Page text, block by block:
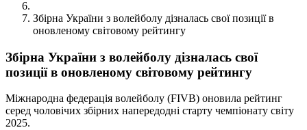
Збірна України з волейболу дізналась свої позиції в
оновленому світовому рейтингу
Збірна України з волейболу дізналась свої
позиції в оновленому світовому рейтингу
Міжнародна федерація волейболу (FIVB) оновила рейтинг
серед чоловічих збірних напередодні старту чемпіонату світу
2025.